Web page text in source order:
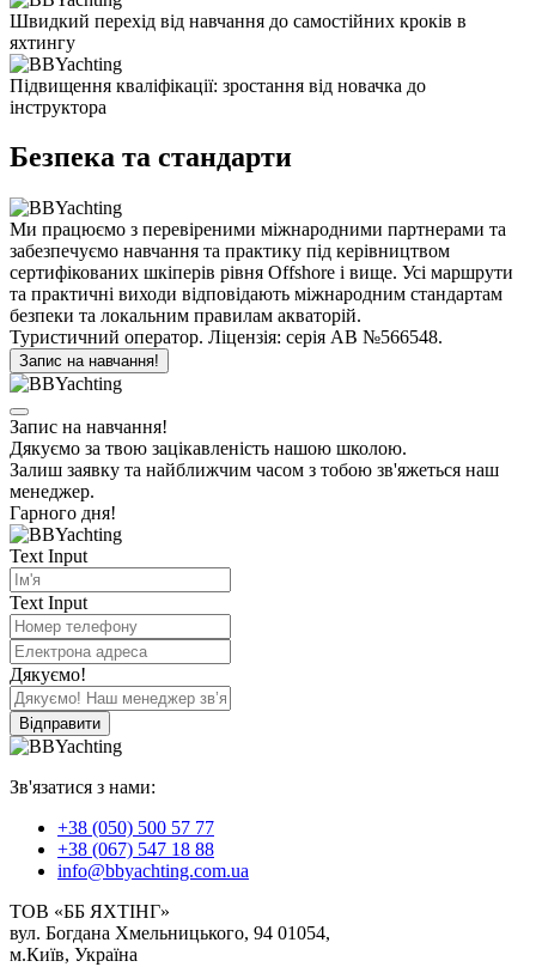
Швидкий перехід від навчання до самостійних кроків в
яхтингу
Підвищення кваліфікації: зростання від новачка до
інструктора
Безпека та стандарти
Ми працюємо з перевіреними міжнародними партнерами та
забезпечуємо навчання та практику під керівництвом
сертифікованих шкіперів рівня Offshore і вище. Усі маршрути
та практичні виходи відповідають міжнародним стандартам
безпеки та локальним правилам акваторій.
Туристичний оператор. Ліцензія: серія АВ №566548.
Запис на навчання!
Запис на навчання!
Дякуємо за твою зацікавленість нашою школою.
Залиш заявку та найближчим часом з тобою зв'яжеться наш
менеджер.
Гарного дня!
Text Input
Text Input
Дякуємо!
Відправити
Зв'язатися з нами:
+38 (050) 500 57 77
+38 (067) 547 18 88
info@bbyachting.com.ua
ТОВ «ББ ЯХТІНГ»
вул. Богдана Хмельницького, 94 01054,
м.Київ, Україна